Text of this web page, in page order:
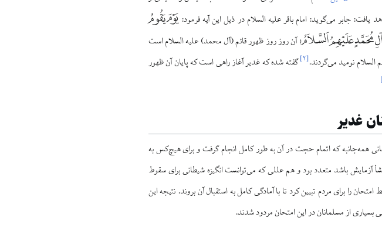
جابر مى‏‌گويد: امام باقر عليه السلام در ذيل اين آيه فرمود:یَوْمَ یَقُومُ
آلِ مُحَمَّدٍ عَلَیْهِمُ اَلسَّلاَمُ؛ آن روز روز ظهور قائم (آل ‏محمد) عليه السلام است
السلام نوميد مى‌‏گردند.[۲]گفته شده که غدير آغاز راهی است كه پايان آن ظهور
غدير
همه‌جانبه كه اتمام حجت در آن به طور کامل انجام گرفت و براى هيچ‌كس به
آزمايش باشد متعدد بود و هم عللى كه می‏‌توانست انگيزه شیطانی براى سقوط
را براى مردم تبيين کرد تا با آمادگى كامل به استقبال آن بروند. نتیجه این
بسیاری از مسلمانان در این امتحان مردود شدند.